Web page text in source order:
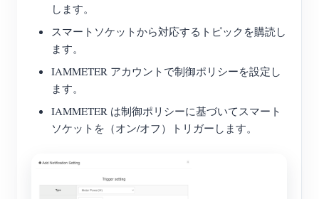
します。
スマートソケットから対応するトピックを購読し
ます。
IAMMETER アカウントで制御ポリシーを設定し
ます。
IAMMETER は制御ポリシーに基づいてスマート
ソケットを（オン/オフ）トリガーします。